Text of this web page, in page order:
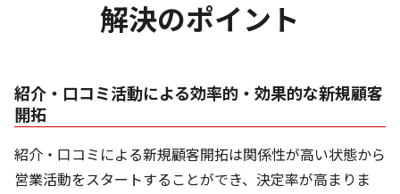
解決のポイント
紹介・口コミ活動による効率的・効果的な新規顧客
開拓
紹介・口コミによる新規顧客開拓は関係性が高い状態から
営業活動をスタートすることができ、決定率が高まりま